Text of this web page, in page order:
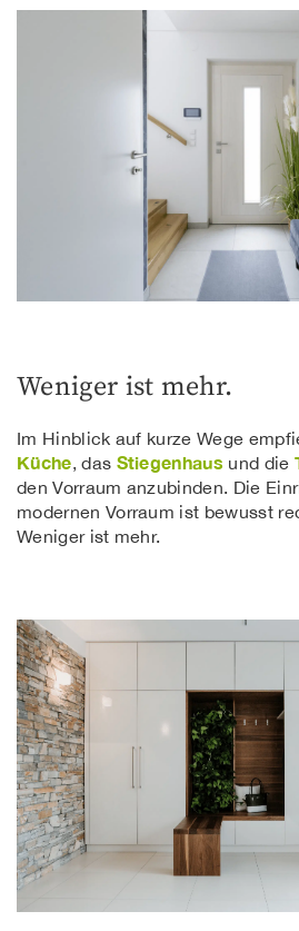
Weniger ist mehr.
Im Hinblick auf kurze Wege
Küche, das Stiegenhaus und die
den Vorraum anzubinden. Die
modernen Vorraum ist bewusst
Weniger ist mehr.